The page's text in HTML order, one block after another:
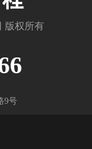
版权所有
9号